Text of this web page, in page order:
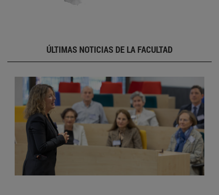
ÚLTIMAS NOTICIAS DE LA FACULTAD